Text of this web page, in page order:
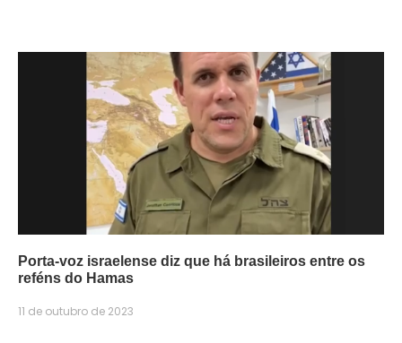
Porta-voz israelense diz que há brasileiros entre os
reféns do Hamas
11 de outubro de 2023